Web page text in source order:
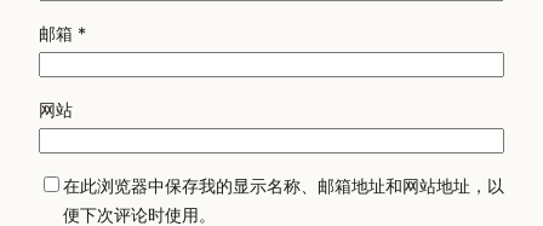
邮箱 *
网站
在此浏览器中保存我的显示名称、邮箱地址和网站地址，以
便下次评论时使用。